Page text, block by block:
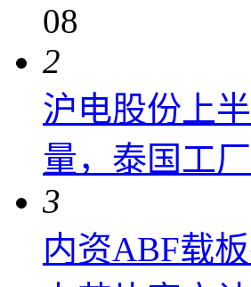
08
2
沪电股份上
量，泰国工
3
内资ABF载